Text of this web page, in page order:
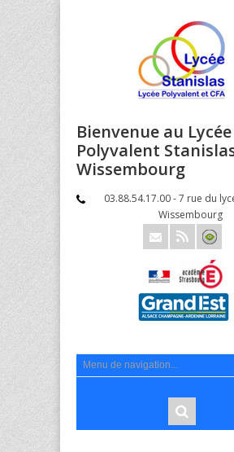
Bienvenue au Lycée
Polyvalent
Wissembourg
03.88.54.17.00 - 7 rue du
Wissembourg